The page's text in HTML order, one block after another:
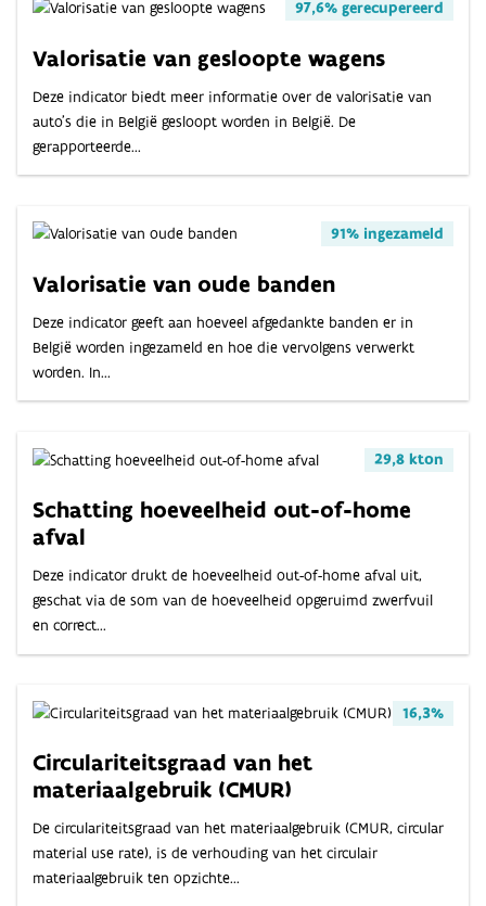
97,6% gerecupereerd
Valorisatie van gesloopte wagens
Deze indicator biedt meer informatie over de valorisatie van
auto’s die in België gesloopt worden in België. De
gerapporteerde...
91% ingezameld
Valorisatie van oude banden
Deze indicator geeft aan hoeveel afgedankte banden er in
België worden ingezameld en hoe die vervolgens verwerkt
worden. In...
29,8 kton
Schatting hoeveelheid out-of-home
afval
Deze indicator drukt de hoeveelheid out-of-home afval uit,
geschat via de som van de hoeveelheid opgeruimd zwerfvuil
en correct...
16,3%
Circulariteitsgraad van het
materiaalgebruik (CMUR)
De circulariteitsgraad van het materiaalgebruik (CMUR, circular
material use rate), is de verhouding van het circulair
materiaalgebruik ten opzichte...